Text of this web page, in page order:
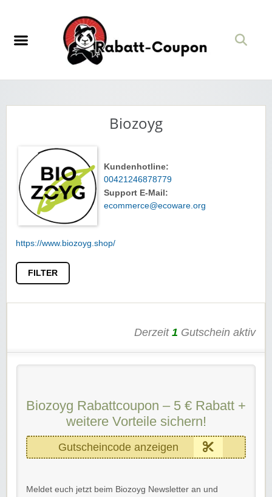
Biozoyg
Kundenhotline:
00421246878779
Support E-Mail:
ecommerce@ecoware.org
https://www.biozoyg.shop/
FILTER
Derzeit 1 Gutschein aktiv
Biozoyg Rabattcoupon – 5 € Rabatt +
weitere Vorteile sichern!
Gutscheincode anzeigen
Meldet euch jetzt beim Biozoyg Newsletter an und